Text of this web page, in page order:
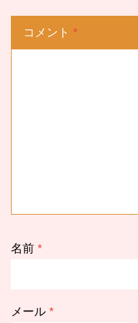
コメント *
名前 *
メール *